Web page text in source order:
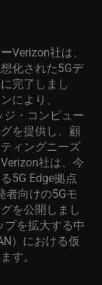
Verizon社は、
化された5Gデ
完了しまし
により、
・コンピュー
を提供し、顧
ィングニーズ
社は、今
5G Edge拠点
者向けの5Gモ
を公開しまし
プを拡大する中
）における仮
す。